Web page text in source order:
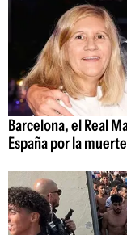
Barcelona, el Real
España por la